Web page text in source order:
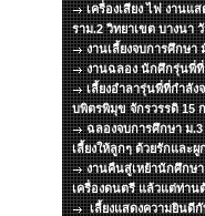
เครื่องเสียง ไฟ งานแ
ราม.2 วิทยาเขต บางนา
งานเลี้ยงจบการศึกษา
งานฉลอง นักศึกรุ่นพี่ที่
เลี้ยงอำลารุ่นพี่ที่กำลั
บพิตรพิมุข จักรวรรดิ 15
ฉลองจบการศึกษา ม
เลี้ยงให้ลูกๆ ด้วยรักและ
งานคืนสู่เหย้านักศึกษา
เครื่องดนตรี แล้วแต่ท่าน
เลี้ยงแสดงความยินดี